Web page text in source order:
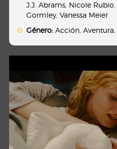
J.J. Abrams Nicole Rubio
Gormley ,Vanessa Meier
Género: Acción ,Aventura